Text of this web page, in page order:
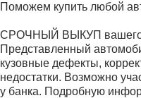
Поможем купить любой
СРОЧНЫЙ ВЫКУП вашего
Представленный
кузовные дефекты,
недостатки. Возможно
у банка. Подробную